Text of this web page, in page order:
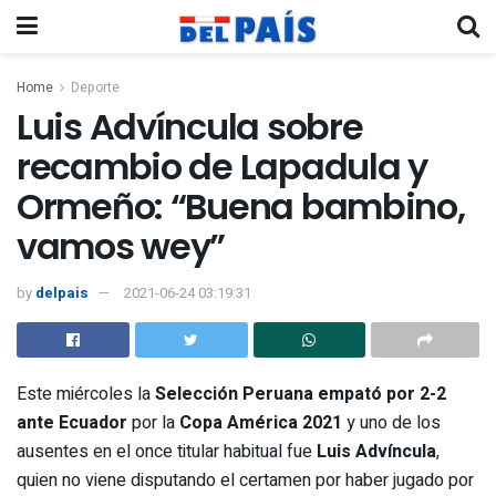
Home Deporte
Luis Advíncula sobre
recambio de Lapadula y
Ormeño: “Buena bambino,
vamos wey”
by delpais 2021-06-24 03:19:31
Este miércoles laSelección Peruana empató por 2-2
ante Ecuador por la Copa América 2021 y uno de los
ausentes en el once titular habitual fue Luis Advíncula,
quien no viene disputando el certamen por haber jugado por